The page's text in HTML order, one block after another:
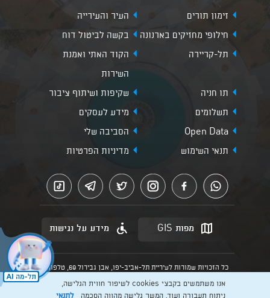
זימון תורים
העיר והעירייה
חילופי מחזיקים בארנונה
בקשה לביטול דוח
תל-קריירה
הקוד האתי ואמנת
השירות
תו חניה
שקיפות ושיתוף ציבור
תשלומים
מידע לעסקים
Open Data
הסביבה שלי
תנאי השימוש
מדיניות הפרטיות
מפות GIS מידע על נגישות
כל הזכויות שמורות לעיריית תל-אביב-יפו, אבן גבירול 69, טלפון:
הנוסח המחייב הוא זה הקבוע בהוראות הדין הרלוונטיות כפי שתהיינה
בתוקף מעת לעת
אנו משתמשים בקבצי cookies לשיפור חווית הגלישה,
ניתוח תעבורה ועוד. המשך גלישה מהווה הסכמהלתנאי